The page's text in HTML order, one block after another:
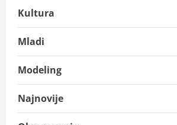
Kultura
Mladi
Modeling
Najnovije